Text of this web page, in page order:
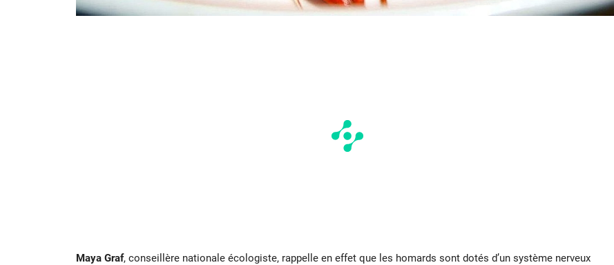
Maya Graf, conseillère nationale écologiste, rappelle en effet que les homards sont dotés d’un système nerveux